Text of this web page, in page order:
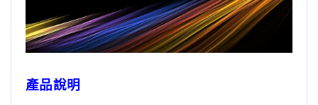
產品說明